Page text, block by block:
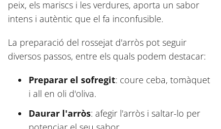
peix, els mariscs i les verdures, aporta un sabor
intens i autèntic que el fa inconfusible.
La preparació del rossejat d'arròs pot seguir
diversos passos, entre els quals podem destacar:
Preparar el sofregit: coure ceba, tomàquet
i all en oli d'oliva.
Daurar l'arròs: afegir l'arròs i saltar-lo per